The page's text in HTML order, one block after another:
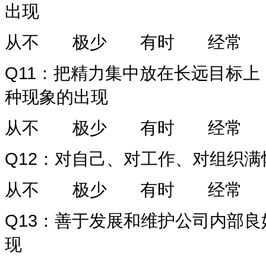
出现
从不
极少 有时
经常
Q11 ：把精力集中放在长远目标
种现象的出现
从不
极少 有时
经常
Q12 ：对自己、对工作、对组织
从不
极少 有时
经常
Q13 ：善于发展和维护公司内部
现